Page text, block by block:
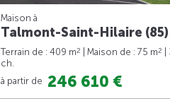
Maison à
Talmont-Saint-Hilaire (85)
Terrain de : 409 m2 | Maison de : 75 m2
|
ch.
à partir de 246 610 €